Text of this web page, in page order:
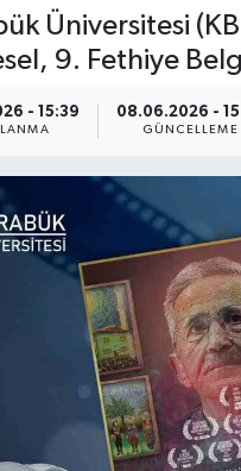
Üniversitesi
9. Fethiye
- 15:39 08.06.2026 -
GÜNCELLEME